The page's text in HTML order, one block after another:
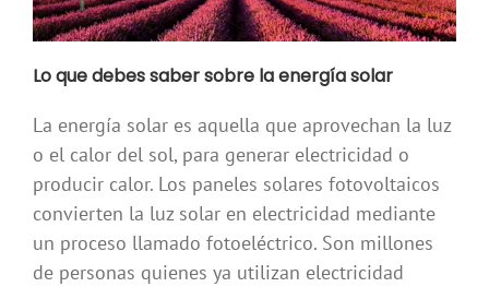
Lo que debes saber sobre la energía solar
La energía solar es aquella que aprovechan la luz
o el calor del sol, para generar electricidad o
producir calor. Los paneles solares fotovoltaicos
convierten la luz solar en electricidad mediante
un proceso llamado fotoeléctrico. Son millones
de personas quienes ya utilizan electricidad